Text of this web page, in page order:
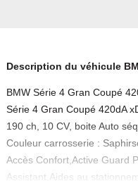
Description du véhicule
BMW Série 4 Gran Coupé
Série 4 Gran Coupé 420dA
190 ch, 10 CV, boite Auto
Couleur carrosserie :
Accès Confort,Active Guard
Assistant,Aides au